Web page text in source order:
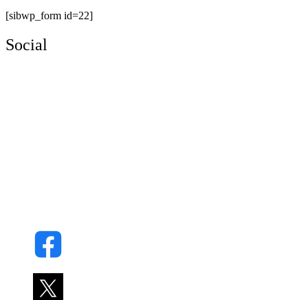
[sibwp_form id=22]
Social